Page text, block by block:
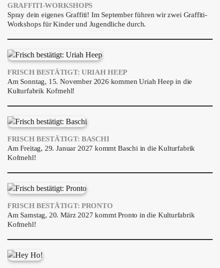
GRAFFITI-WORKSHOPS
Spray dein eigenes Graffiti! Im September führen wir zwei Graffiti-
Workshops für Kinder und Jugendliche durch.
FRISCH BESTÄTIGT: URIAH HEEP
Am Sonntag, 15. November 2026 kommen Uriah Heep in die
Kulturfabrik Kofmehl!
FRISCH BESTÄTIGT: BASCHI
Am Freitag, 29. Januar 2027 kommt Baschi in die Kulturfabrik
Kofmehl!
FRISCH BESTÄTIGT: PRONTO
Am Samstag, 20. März 2027 kommt Pronto in die Kulturfabrik
Kofmehl!